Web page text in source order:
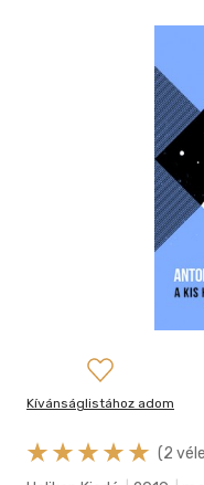
Kívánságlistához adom
(2